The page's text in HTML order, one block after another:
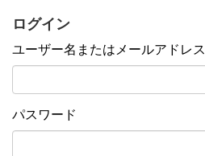
ログイン
ユーザー名またはメールアドレス
パスワード